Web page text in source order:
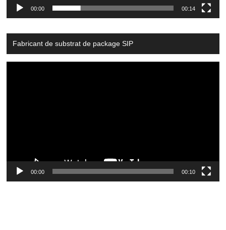
00:00 00:14
Fabricant de substrat de package SIP
00:00 00:10